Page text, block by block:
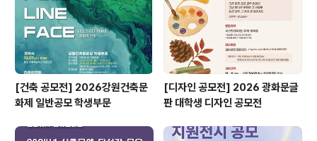
[건축 공모전] 2026강원건축문
화제 일반공모 학생부문
[디자인 공모전] 2026 광화문글
판 대학생 디자인 공모전